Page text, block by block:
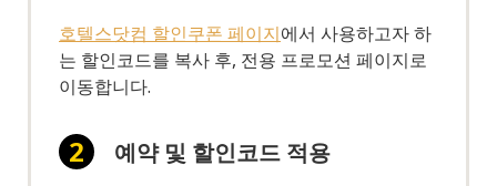
호텔스닷컴 할인쿠폰 페이지에서 사용하고자 하
는 할인코드를 복사 후, 전용 프로모션 페이지로
이동합니다.
예약 및 할인코드 적용